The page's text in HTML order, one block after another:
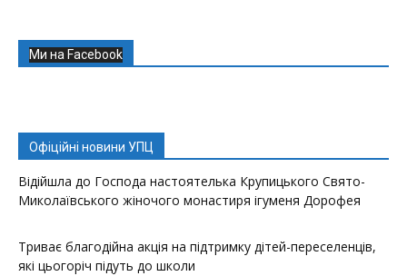
Ми на Facebook
Офіційні новини УПЦ
Відійшла до Господа настоятелька Крупицького Свято-
Миколаївського жіночого монастиря ігуменя Дорофея
Триває благодійна акція на підтримку дітей-переселенців,
які цьогоріч підуть до школи